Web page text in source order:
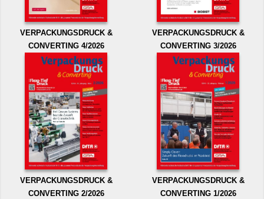
VERPACKUNGSDRUCK &
CONVERTING 4/2026
VERPACKUNGSDRUCK &
CONVERTING 3/2026
VERPACKUNGSDRUCK &
CONVERTING 2/2026
VERPACKUNGSDRUCK &
CONVERTING 1/2026